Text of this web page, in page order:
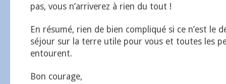
pas, vous n’arriverez à rien du tout !
En résumé, rien de bien compliqué si ce n’est le
séjour sur la terre utile pour vous et toutes les
entourent.
Bon courage,